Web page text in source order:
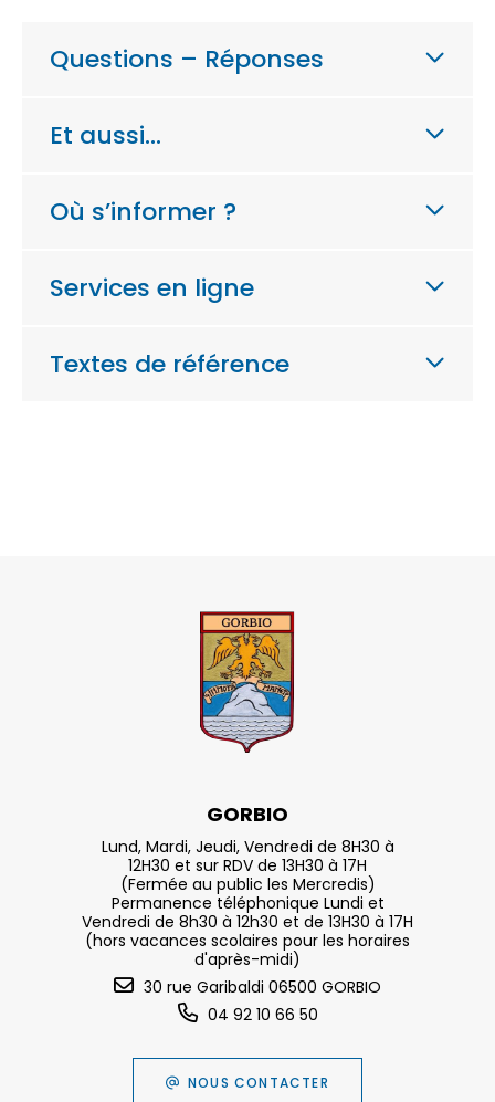
Questions – Réponses
Et aussi…
Où s’informer ?
Services en ligne
Textes de référence
GORBIO
Lund, Mardi, Jeudi, Vendredi de 8H30 à
12H30 et sur RDV de 13H30 à 17H
(Fermée au public les Mercredis)
Permanence téléphonique Lundi et
Vendredi de 8h30 à 12h30 et de 13H30 à 17H
(hors vacances scolaires pour les horaires
d'après-midi)
30 rue Garibaldi 06500 GORBIO
04 92 10 66 50
NOUS CONTACTER